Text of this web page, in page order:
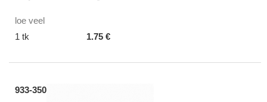
loe veel
1 tk
1.75 €
933-350